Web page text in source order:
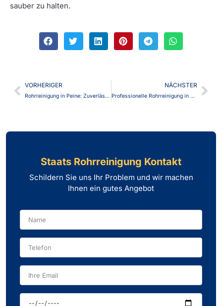
sauber zu halten.
VORHERIGER
Rohrreinigung in Peine: Zuverlässige & Innovative TV-Inspektion | Staats Rohrreinigung
NÄCHSTER
Professionelle Rohrreinigung in Peine – Zuverlässig & Nachhaltig | Staats Rohrreinigung
Staats Rohrreinigung Kontakt
Schildern Sie uns Ihr Problem und wir machen
Ihnen ein gutes Angebot